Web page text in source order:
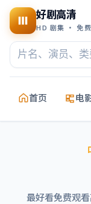
好剧高清
HD 剧集 · 免
首页 电
最好看免费观